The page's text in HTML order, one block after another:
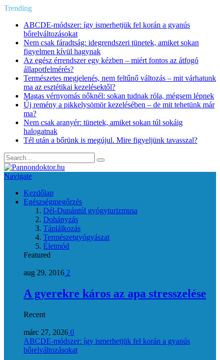
Trending
ABCDE‑módszer: így ismerhetjük fel korán a gyanús
bőrelváltozásokat
Nem csak fáradtság: idegrendszeri tünetek, amiket sokan
figyelmen kívül hagynak
Az egész érrendszer egy kézben – miért fontos az átfogó
állapotfelmérés?
Természetes megjelenés, nem feltűnő változás – mit várhatunk
ma az esztétikai kezelésektől?
Magas vérnyomás nőknél: sokan tudnak róla, mégsem lépnek
Új remény a pikkelysömör kezelésében – de mit tehetünk már
ma?
Nem csak aranyér: tünetek, amiket sokan túl sokáig
halogatnak
Tél után a bőrünk is megújul. Mire figyeljünk tavasszal?
Navigate
Kezdőlap
Egészségmegőrzés
Dél-Dunántúl gyógyturizmusa
Dohányzás
Táplálkozás
Természetgyógyászat
Életmód
Featured
aug 29, 2016 2
A gyerekre káros az apa stresszelése
Recent
márc 27, 2026 0
ABCDE‑módszer: így ismerhetjük fel korán a gyanús
bőrelváltozásokat